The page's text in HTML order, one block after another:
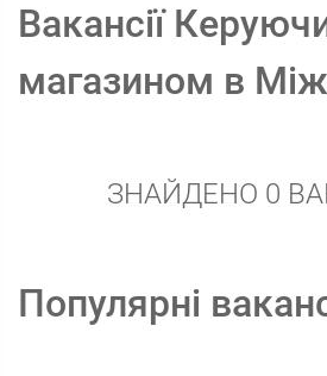
Вакансії
магазином в
ЗНАЙДЕНО 0
Популярні